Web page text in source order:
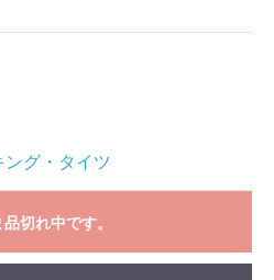
ング・タイツ
切れ中です。